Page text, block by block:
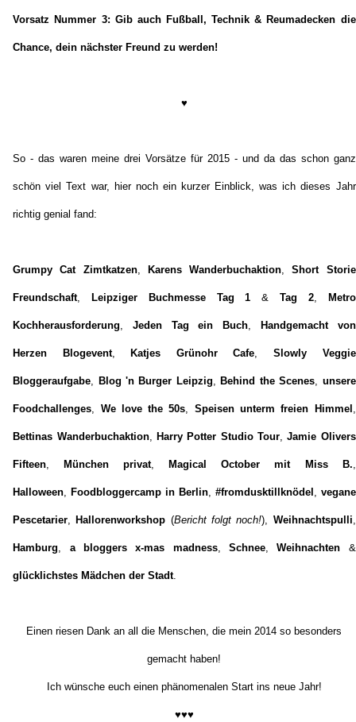
Vorsatz Nummer 3: Gib auch Fußball, Technik & Reumadecken die
Chance, dein nächster Freund zu werden!
♥
So - das waren meine drei Vorsätze für 2015 - und da das schon ganz
schön viel Text war, hier noch ein kurzer Einblick, was ich dieses Jahr
richtig genial fand:
Grumpy Cat Zimtkatzen, Karens Wanderbuchaktion,Short Storie
Freundschaft, Leipziger Buchmesse Tag 1 & Tag 2, Metro
Kochherausforderung, Jeden Tag ein Buch, Handgemacht von
Herzen Blogevent, Katjes Grünohr Cafe,Slowly Veggie
Bloggeraufgabe, Blog 'n Burger Leipzig, Behind the Scenes, unsere
Foodchallenges, We love the 50s, Speisen unterm freien Himmel ,
Bettinas Wanderbuchaktion, Harry Potter Studio Tour,Jamie Olivers
Fifteen, München privat, Magical October mit Miss B.,
Halloween, Foodbloggercamp in Berlin, #fromdusktillknödel , vegane
Pescetarier, Hallorenworkshop (Bericht folgt noch!), Weihnachtspulli,
Hamburg, a bloggers x-mas madness, Schnee,Weihnachten &
glücklichstes Mädchen der Stadt.
Einen riesen Dank an all die Menschen, die mein 2014 so besonders
gemacht haben!
Ich wünsche euch einen phänomenalen Start ins neue Jahr!
♥♥♥